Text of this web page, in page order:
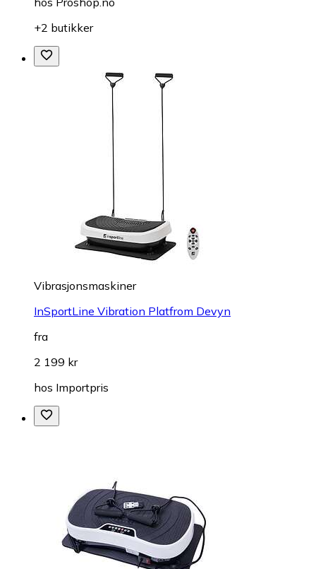
+2 butikker
Vibrasjonsmaskiner
InSportLine Vibration Platfrom Devyn
fra
2 199 kr
hos Importpris